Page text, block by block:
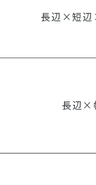
長辺×短
長辺×